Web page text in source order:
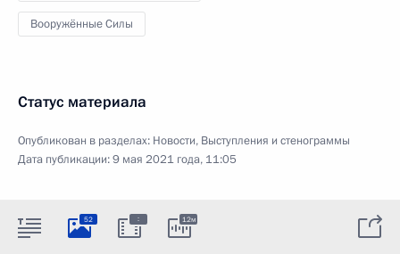
Вооружённые Силы
Статус материала
Опубликован в разделах: Новости, Выступления и стенограммы
Дата публикации:9 мая 2021 года, 11:05
52 : 12м